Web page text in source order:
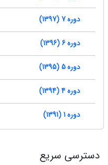
دوره 7 (1397)
دوره 6 (1396)
دوره 5 (1395)
دوره 4 (1394)
دوره 1 (1391)
دسترسی سریع